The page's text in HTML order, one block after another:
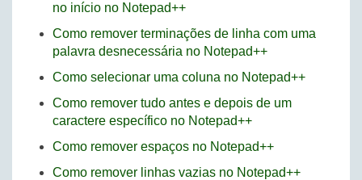
no início no Notepad++
Como remover terminações de linha com uma
palavra desnecessária no Notepad++
Como selecionar uma coluna no Notepad++
Como remover tudo antes e depois de um
caractere específico no Notepad++
Como remover espaços no Notepad++
Como remover linhas vazias no Notepad++